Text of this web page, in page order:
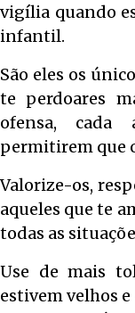
vigília quando
infantil.
São eles os
te perdoares
ofensa, cada
permitirem que
Valorize-os,
aqueles que te
todas as
Use de mais
estivem velhos